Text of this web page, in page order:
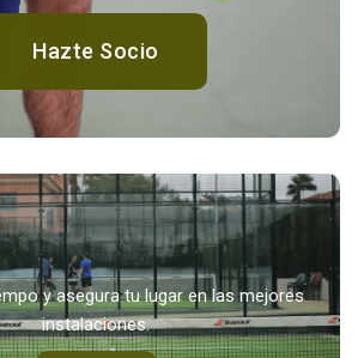
Hazte Socio
y asegura tu lugar en las mejores
instalaciones.